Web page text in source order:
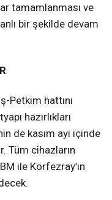
tamamlanması ve
bir şekilde devam
Petkim hattını
hazırlıkları
de kasım ayı içinde
Tüm cihazların
ile Körfezray’ın